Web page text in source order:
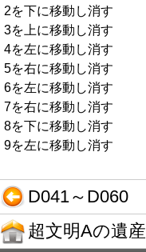
2を下に移動し消す
3を上に移動し消す
4を左に移動し消す
5を右に移動し消す
6を左に移動し消す
7を右に移動し消す
8を下に移動し消す
9を左に移動し消す
D041～D060
超文明Aの遺